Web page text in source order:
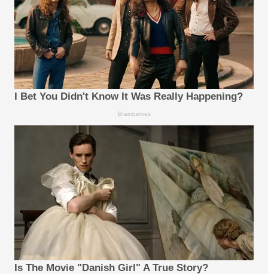
I Bet You Didn't Know It Was Really Happening?
Brainberries
Is The Movie "Danish Girl" A True Story?